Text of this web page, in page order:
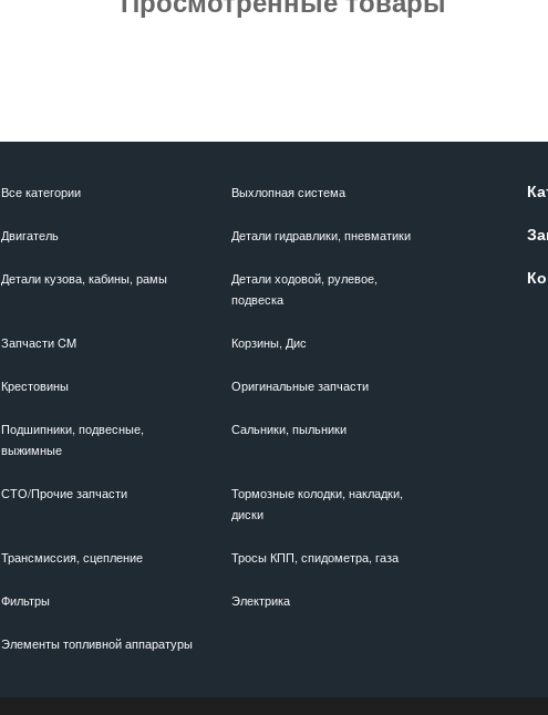
Все категории Выхлопная система
Двигатель Детали гидравлики, пневматики
Детали кузова, кабины, рамы
Детали ходовой, рулевое,
подвеска
Запчасти CM Корзины, Дис
Крестовины Оригинальные запчасти
Подшипники, подвесные,
выжимные
Сальники, пыльники
СТО/Прочие запчасти
Тормозные колодки, накладки,
диски
Трансмиссия, сцепление Тросы КПП, спидометра, газа
Фильтры Электрика
Элементы топливной аппаратуры